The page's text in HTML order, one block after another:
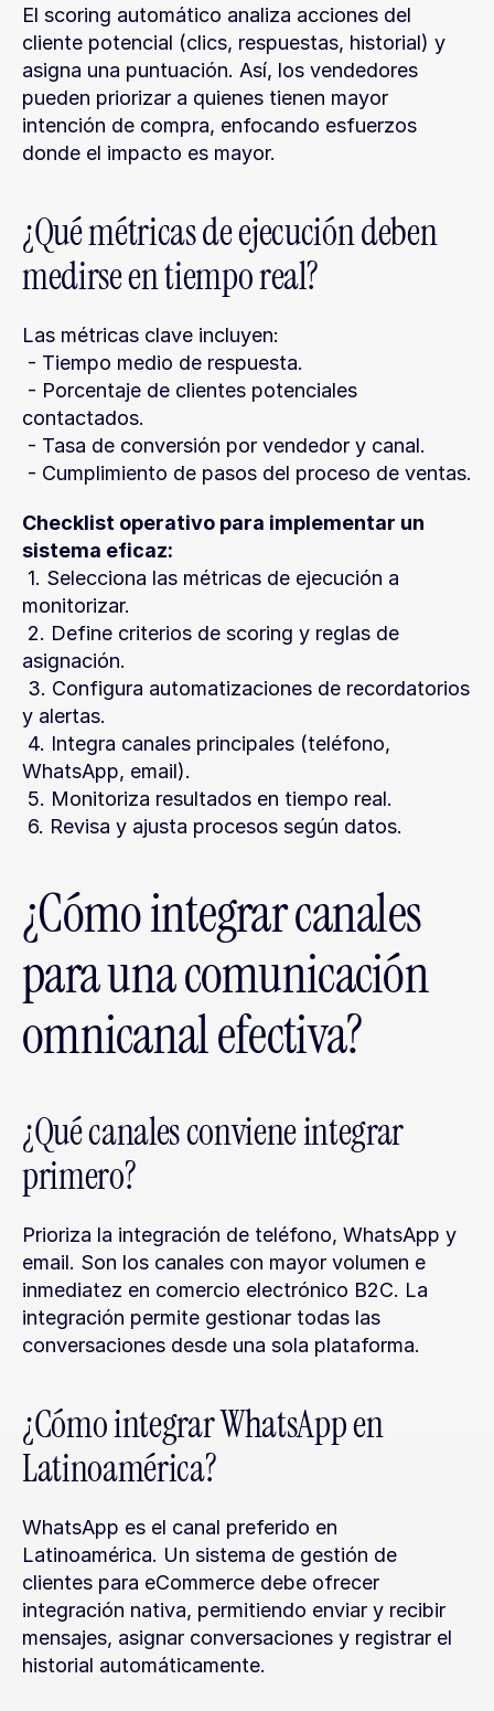
El scoring automático analiza acciones del
cliente potencial (clics, respuestas, historial) y
asigna una puntuación. Así, los vendedores
pueden priorizar a quienes tienen mayor
intención de compra, enfocando esfuerzos
donde el impacto es mayor.
¿Qué métricas de ejecución deben
medirse en tiempo real?
Las métricas clave incluyen:
- Tiempo medio de respuesta.
contactados.
- Tasa de conversión por vendedor y canal.
- Cumplimiento de pasos del proceso de ventas.
Checklist operativo para implementar un
sistema eficaz:
monitorizar.
asignación.
y alertas.
WhatsApp, email).
5. Monitoriza resultados en tiempo real.
6. Revisa y ajusta procesos según datos.
¿Cómo integrar canales
para una comunicación
omnicanal efectiva?
¿Qué canales conviene integrar
primero?
Prioriza la integración de teléfono, WhatsApp y
email. Son los canales con mayor volumen e
inmediatez en comercio electrónico B2C. La
integración permite gestionar todas las
conversaciones desde una sola plataforma.
¿Cómo integrar WhatsApp en
Latinoamérica?
WhatsApp es el canal preferido en
Latinoamérica. Un sistema de gestión de
clientes para eCommerce debe ofrecer
integración nativa, permitiendo enviar y recibir
mensajes, asignar conversaciones y registrar el
historial automáticamente.